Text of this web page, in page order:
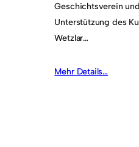
Geschichtsverein
Unterstützung des
Wetzlar…
Mehr Details…